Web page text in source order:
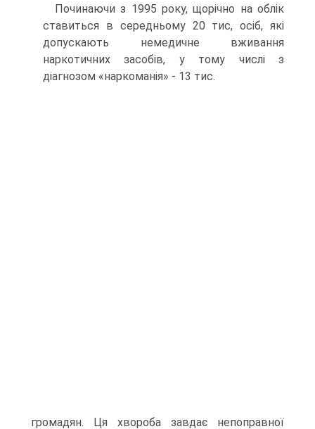
Починаючи з 1995 року, щорічно на облік
ставиться в середньому 20 тис, осіб, які
допускають немедичне вживання
наркотичних засобів, у тому числі з
діагнозом «наркоманія» - 13 тис.
громадян. Ця хвороба завдає непоправної